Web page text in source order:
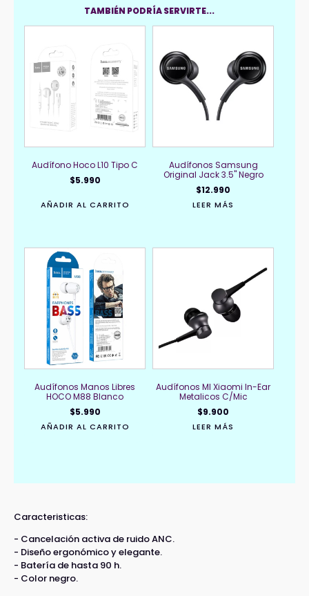
TAMBIÉN PODRÍA SERVIRTE...
Audífono Hoco L10 Tipo C
$5.990
AÑADIR AL CARRITO
Audífonos Samsung
Original Jack 3.5" Negro
$12.990
LEER MÁS
Audífonos Manos Libres
HOCO M88 Blanco
$5.990
AÑADIR AL CARRITO
Audífonos MI Xiaomi In-Ear
Metalicos C/Mic
$9.900
LEER MÁS
Caracteristicas:
- Cancelación activa de ruido ANC.
- Diseño ergonómico y elegante.
- Batería de hasta 90 h.
- Color negro.